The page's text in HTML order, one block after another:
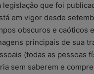
legislação que foi
em vigor desde
obscuros e caóticos
principais de sua
(todas as pessoas
sem saberem e